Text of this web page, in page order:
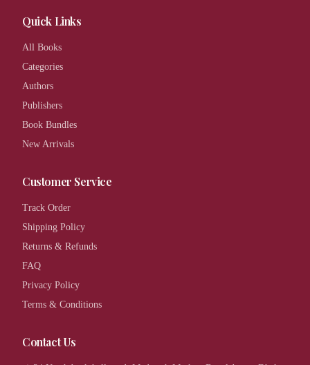
Quick Links
All Books
Categories
Authors
Publishers
Book Bundles
New Arrivals
Customer Service
Track Order
Shipping Policy
Returns & Refunds
FAQ
Privacy Policy
Terms & Conditions
Contact Us